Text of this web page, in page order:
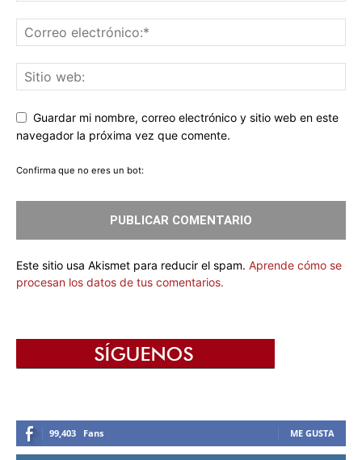
Guardar mi nombre, correo electrónico y sitio web en este
navegador la próxima vez que comente.
Confirma que no eres un bot:
Este sitio usa Akismet para reducir el spam. Aprende cómo se
procesan los datos de tus comentarios.
99,403 Fans ME GUSTA